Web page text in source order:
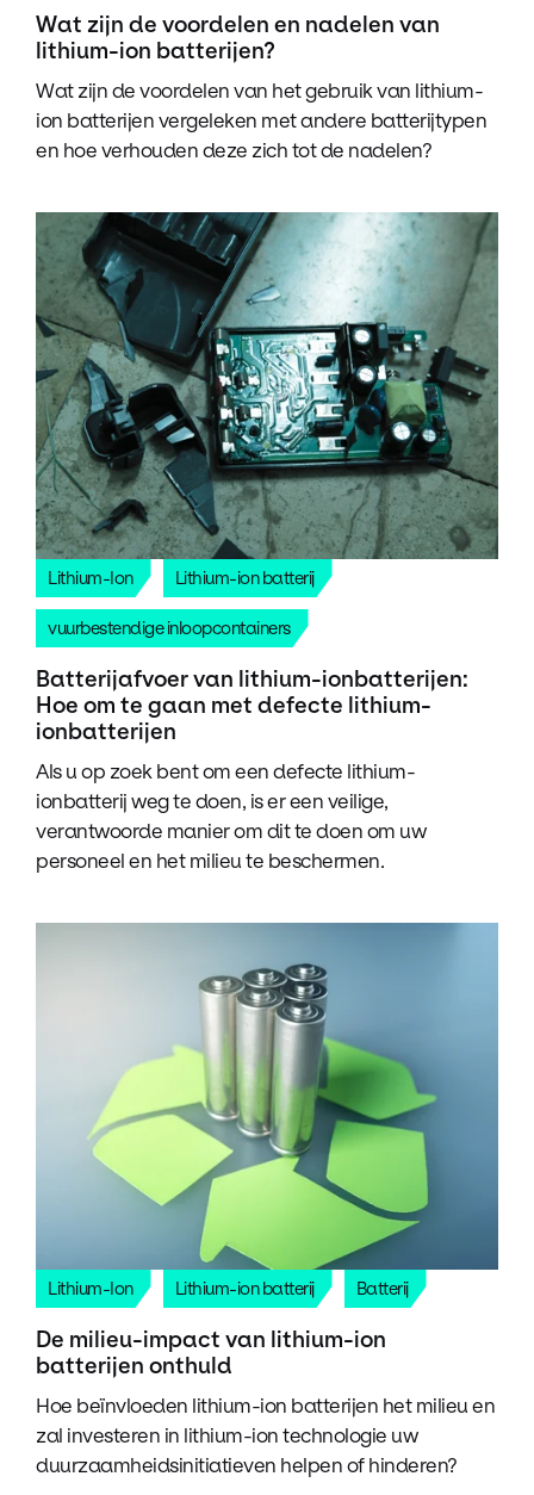
Wat zijn de voordelen en nadelen van
lithium-ion batterijen?
Wat zijn de voordelen van het gebruik van lithium-
ion batterijen vergeleken met andere batterijtypen
en hoe verhouden deze zich tot de nadelen?
Lithium-Ion Lithium-ion batterij
vuurbestendige inloopcontainers
Batterijafvoer van lithium-ionbatterijen:
Hoe om te gaan met defecte lithium-
ionbatterijen
Als u op zoek bent om een defecte lithium-
ionbatterij weg te doen, is er een veilige,
verantwoorde manier om dit te doen om uw
personeel en het milieu te beschermen.
Lithium-Ion Lithium-ion batterij Batterij
De milieu-impact van lithium-ion
batterijen onthuld
Hoe beïnvloeden lithium-ion batterijen het milieu en
zal investeren in lithium-ion technologie uw
duurzaamheidsinitiatieven helpen of hinderen?